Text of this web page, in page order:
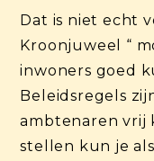
Dat is niet echt
Kroonjuweel “
inwoners goed
Beleidsregels
ambtenaren vrij
stellen kun je